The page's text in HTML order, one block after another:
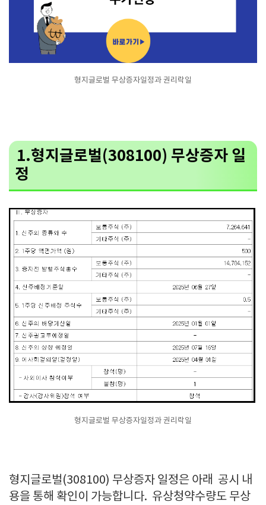
형지글로벌 무상증자일정과 권리락일
1.형지글로벌(308100) 무상증자 일
정
형지글로벌 무상증자일정과 권리락일
형지글로벌(308100) 무상증자 일정은 아래 공시 내
용을 통해 확인이 가능합니다. 유상청약수량도 무상